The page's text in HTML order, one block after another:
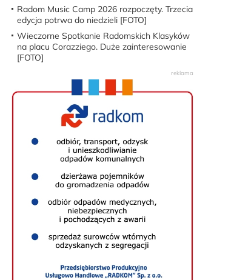
Radom Music Camp 2026 rozpoczęty. Trzecia
edycja potrwa do niedzieli [FOTO]
Wieczorne Spotkanie Radomskich Klasyków
na placu Corazziego. Duże zainteresowanie
[FOTO]